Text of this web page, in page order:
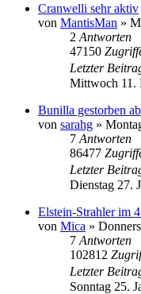
Cranwelli sehr aktiv
von MantisMan »
2 Antworten
47150
Letzter
Mittwoch 11.
Bunilla gestorben
von sarahg »
7 Antworten
86477
Letzter
Dienstag 27.
Elstein-Strahler im
von Mica »
7 Antworten
102812
Letzter
Sonntag 25.